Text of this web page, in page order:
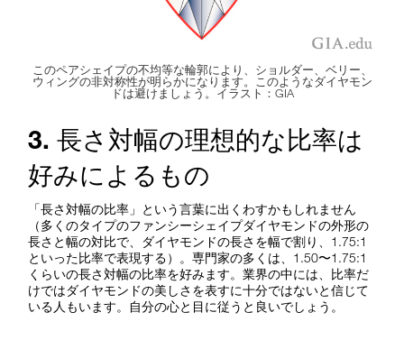
このペアシェイプの不均等な輪郭により、ショルダー、ベリー、
ウィングの非対称性が明らかになります。このようなダイヤモン
ドは避けましょう。イラスト：GIA
3. 長さ対幅の理想的な比率は
好みによるもの
「長さ対幅の比率」という言葉に出くわすかもしれません
（多くのタイプのファンシーシェイプダイヤモンドの外形の
長さと幅の対比で、ダイヤモンドの長さを幅で割り、1.75:1
といった比率で表現する）。専門家の多くは、1.50〜1.75:1
くらいの長さ対幅の比率を好みます。業界の中には、比率だ
けではダイヤモンドの美しさを表すに十分ではないと信じて
いる人もいます。自分の心と目に従うと良いでしょう。